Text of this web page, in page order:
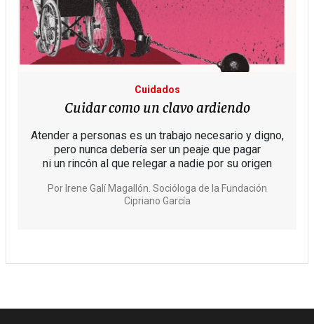
Cuidados
Cuidar como un clavo ardiendo
Atender a personas es un trabajo necesario y digno,
pero nunca debería ser un peaje que pagar
ni un rincón al que relegar a nadie por su origen
Por Irene Galí Magallón. Socióloga de la Fundación
Cipriano García